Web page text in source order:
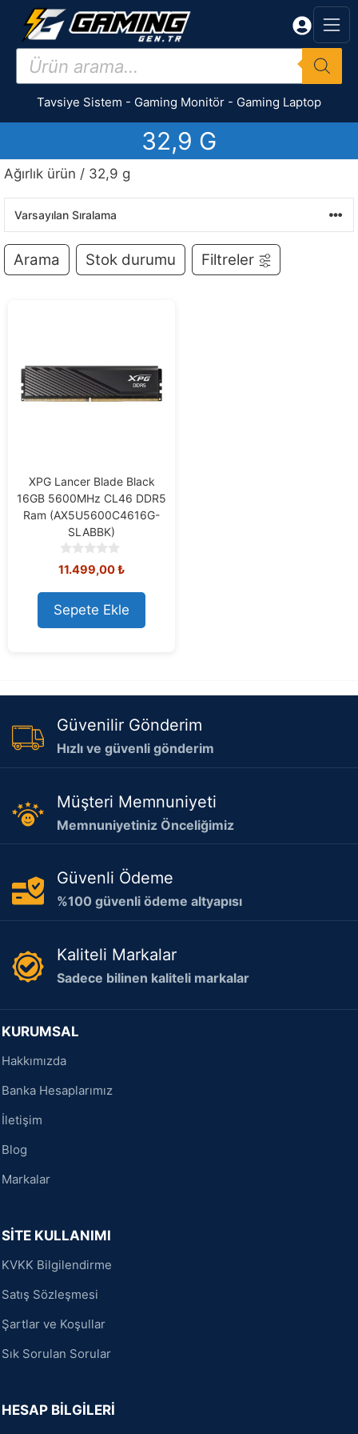
İçeriğe
Products
search
Tavsiye Sistem - Gaming Monitör - Gaming Laptop
32,9 G
Ağırlık ürün / 32,9 g
Arama Stok durumu Filtreler
XPG Lancer Blade Black
16GB 5600MHz CL46 DDR5
Ram (AX5U5600C4616G-
SLABBK)
0
o
u
t
o
f
11.499,00₺
Sepete Ekle
Güvenilir Gönderim
Hızlı ve güvenli gönderim
Müşteri Memnuniyeti
Memnuniyetiniz Önceliğimiz
Güvenli Ödeme
%100 güvenli ödeme altyapısı
Kaliteli Markalar
Sadece bilinen kaliteli markalar
KURUMSAL
Hakkımızda
Banka Hesaplarımız
İletişim
Blog
Markalar
SİTE KULLANIMI
KVKK Bilgilendirme
Satış Sözleşmesi
Şartlar ve Koşullar
Sık Sorulan Sorular
HESAP BİLGİLERİ